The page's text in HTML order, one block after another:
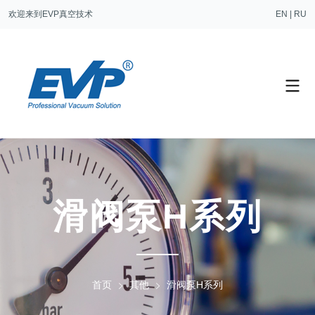
欢迎来到EVP真空技术 EN RU
滑阀泵H系列
首页 其他 滑阀泵H系列